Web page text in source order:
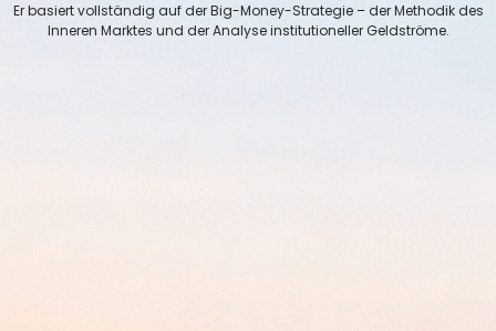
Er basiert vollständig auf der Big-Money-Strategie – der Methodik des
Inneren Marktes und der Analyse institutioneller Geldströme.